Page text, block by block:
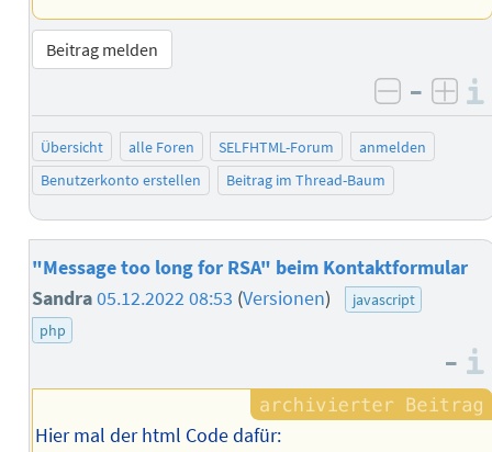
Beitrag melden
negativ
–
Übersicht alle Foren SELFHTML-Forum
anmelden
Benutzerkonto erstellen
Beitrag im Thread-Baum
"Message too long for RSA" beim Kontaktformular
Sandra05.12.2022 08:53 (Versionen)
javascript
php
–
Hier mal der html Code dafür: